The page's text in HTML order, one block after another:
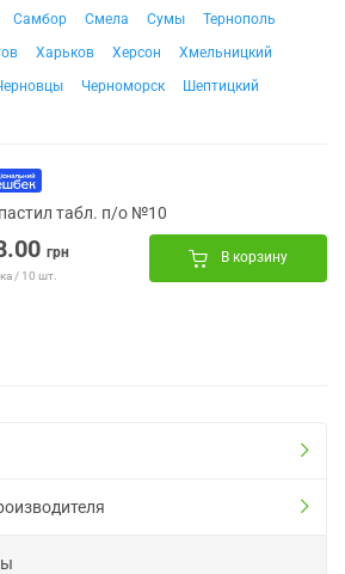
Самбор Смела Сумы
Тернополь
Харьков Херсон
Хмельницкий
Черноморск Шептицкий
табл. п/о №10
грн
/ 10 шт.
В корзину